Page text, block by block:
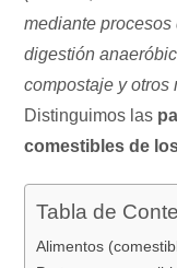
mediante procesos
digestión
compostaje y otros
Distinguimos las
comestibles de
Tabla de
Alimentos